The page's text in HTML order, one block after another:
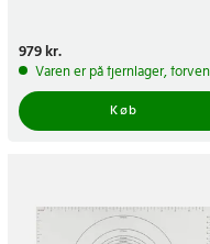
Pris:979 kr.
979 kr.
Varen er på fjernlager,
Køb